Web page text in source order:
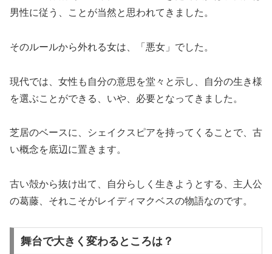
男性に従う、ことが当然と思われてきました。
そのルールから外れる女は、「悪女」でした。
現代では、女性も自分の意思を堂々と示し、自分の生き様
を選ぶことができる、いや、必要となってきました。
芝居のベースに、シェイクスピアを持ってくることで、古
い概念を底辺に置きます。
古い殻から抜け出て、自分らしく生きようとする、主人公
の葛藤、それこそがレイディマクベスの物語なのです。
舞台で大きく変わるところは？